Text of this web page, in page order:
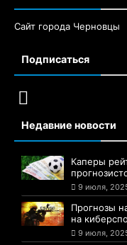
Сайт города Черновцы
Подписаться
Недавние новости
Каперы
9 июля,
Прогнозы
на
9 июля,